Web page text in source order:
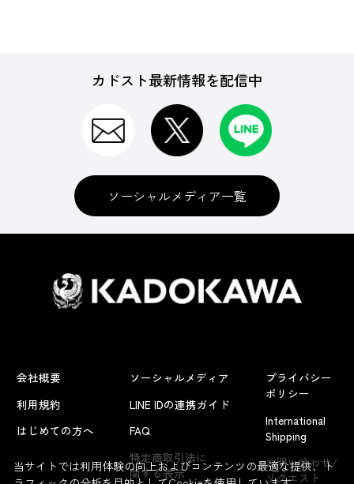
よくあるお問い合わせ
カドスト最新情報を配信中
ソーシャルメディア一覧
会社概要
利用規約
はじめての方へ
ソーシャルメディア
LINE IDの連携ガイド
FAQ
特定商取引法に
関する表示
プライバシー
ポリシー
International
Shipping
お問い合わせ/
リクエスト
当サイトでは利用体験の向上およびコンテンツの最適な提供、ト